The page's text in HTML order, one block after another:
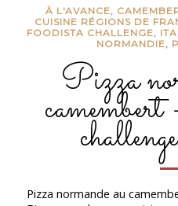
À L'AVANCE,
CUISINE RÉGIONS DE
FOODISTA CHALLENGE,
NORMANDIE,
Pizza
Pizza normande au